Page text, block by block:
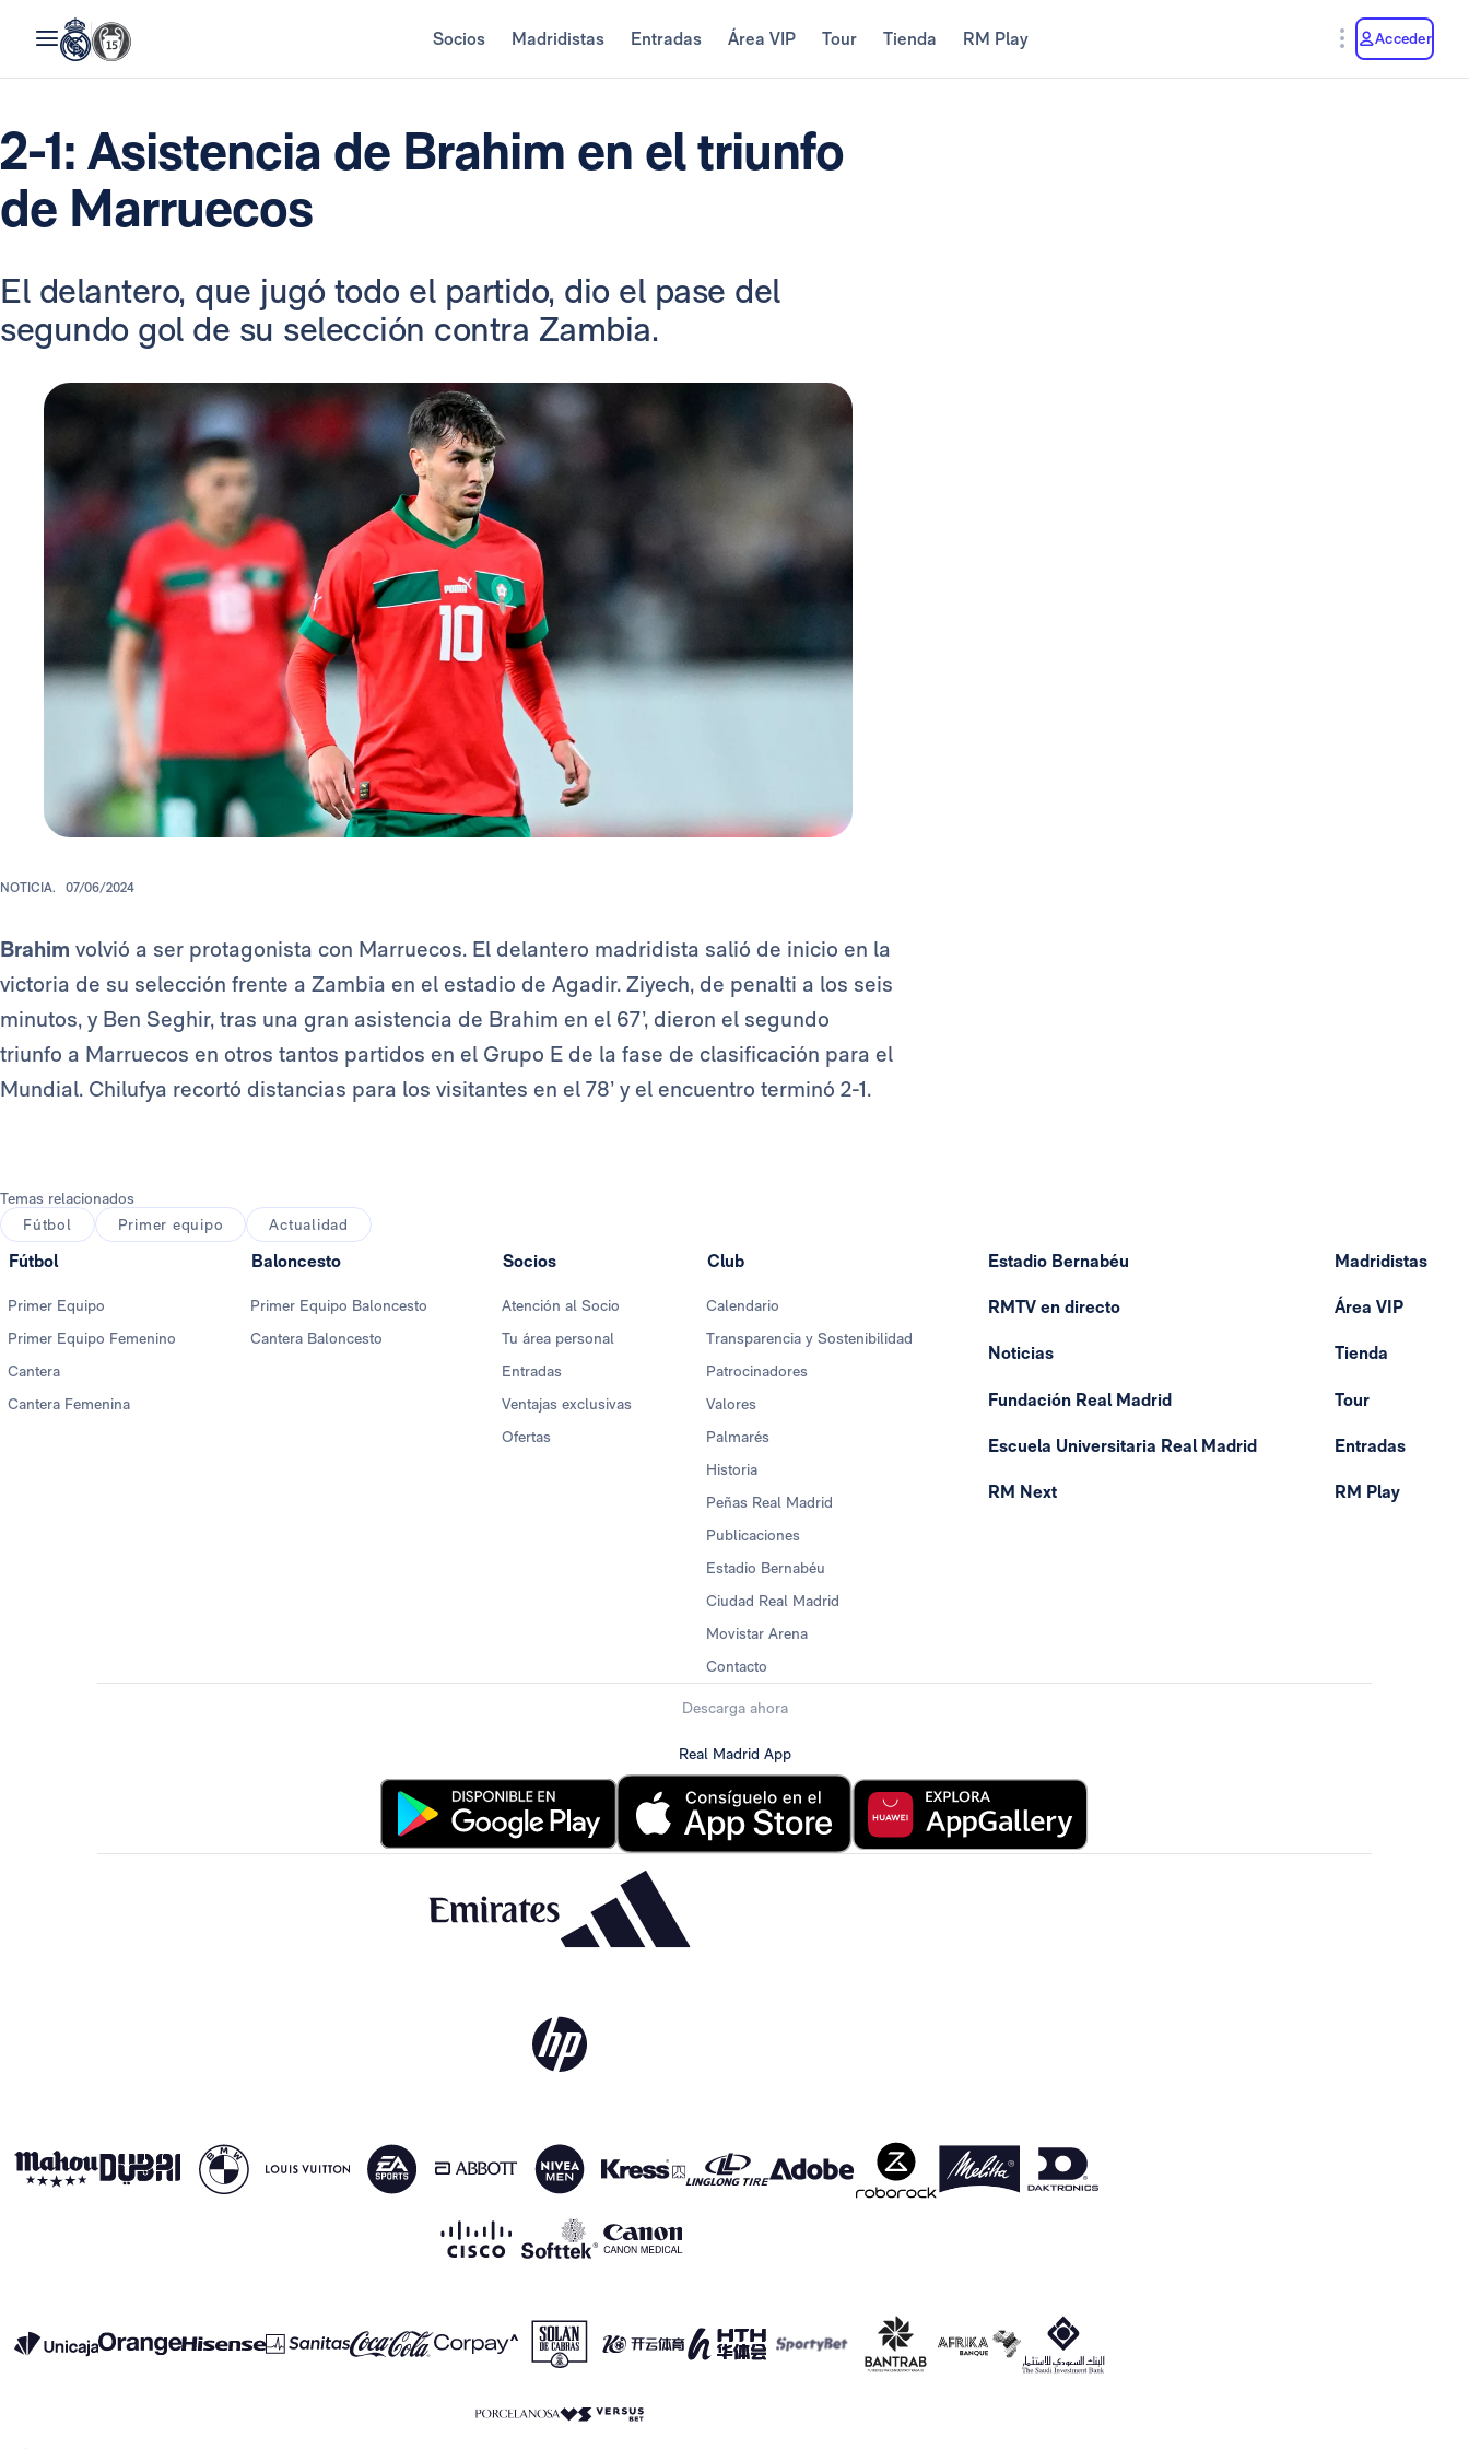
Socios Madridistas Entradas Área VIP Tour Tienda RM Play Acceder
2-1: Asistencia de Brahim en el triunfo
de Marruecos
El delantero, que jugó todo el partido, dio el pase del
segundo gol de su selección contra Zambia.
NOTICIA. 07/06/2024
Brahim volvió a ser protagonista con Marruecos. El delantero madridista salió de inicio en la
victoria de su selección frente a Zambia en el estadio de Agadir. Ziyech, de penalti a los seis
minutos, y Ben Seghir, tras una gran asistencia de Brahim en el 67’, dieron el segundo
triunfo a Marruecos en otros tantos partidos en el Grupo E de la fase de clasificación para el
Mundial. Chilufya recortó distancias para los visitantes en el 78’ y el encuentro terminó 2-1.
Temas relacionados
Fútbol
Primer equipo Actualidad
Fútbol
Primer Equipo
Primer Equipo Femenino
Cantera
Cantera Femenina
Baloncesto
Primer Equipo Baloncesto
Cantera Baloncesto
Socios
Atención al Socio
Tu área personal
Entradas
Ventajas exclusivas
Ofertas
Club
Calendario
Transparencia y Sostenibilidad
Patrocinadores
Valores
Palmarés
Historia
Peñas Real Madrid
Publicaciones
Estadio Bernabéu
Ciudad Real Madrid
Movistar Arena
Contacto
Estadio Bernabéu
RMTV en directo
Noticias
Fundación Real Madrid
Escuela Universitaria Real Madrid
RM Next
Madridistas
Área VIP
Tienda
Tour
Entradas
RM Play
Descarga ahora
Real Madrid App